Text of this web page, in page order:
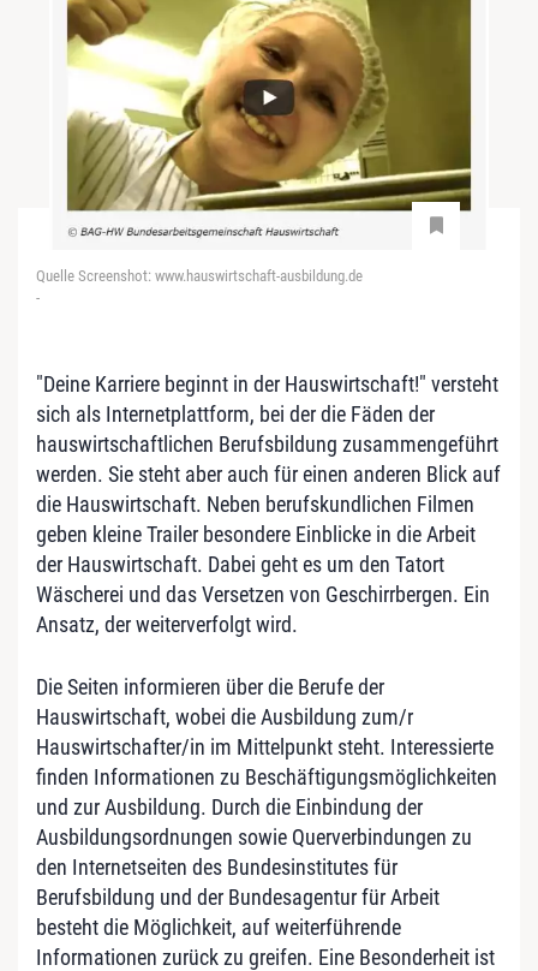
Quelle Screenshot: www.hauswirtschaft-ausbildung.de
-
"Deine Karriere beginnt in der Hauswirtschaft!" versteht
sich als Internetplattform, bei der die Fäden der
hauswirtschaftlichen Berufsbildung zusammengeführt
werden. Sie steht aber auch für einen anderen Blick auf
die Hauswirtschaft. Neben berufskundlichen Filmen
geben kleine Trailer besondere Einblicke in die Arbeit
der Hauswirtschaft. Dabei geht es um den Tatort
Wäscherei und das Versetzen von Geschirrbergen. Ein
Ansatz, der weiterverfolgt wird.
Die Seiten informieren über die Berufe der
Hauswirtschaft, wobei die Ausbildung zum/r
Hauswirtschafter/in im Mittelpunkt steht. Interessierte
finden Informationen zu Beschäftigungsmöglichkeiten
und zur Ausbildung. Durch die Einbindung der
Ausbildungsordnungen sowie Querverbindungen zu
den Internetseiten des Bundesinstitutes für
Berufsbildung und der Bundesagentur für Arbeit
besteht die Möglichkeit, auf weiterführende
Informationen zurück zu greifen. Eine Besonderheit ist